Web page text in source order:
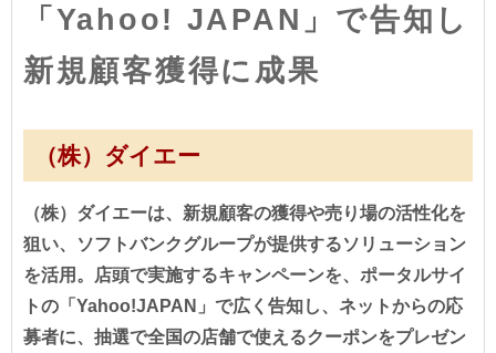
「Yahoo! JAPAN」で告知し
新規顧客獲得に成果
（株）ダイエー
（株）ダイエーは、新規顧客の獲得や売り場の活性化を
狙い、ソフトバンクグループが提供するソリューション
を活用。店頭で実施するキャンペーンを、ポータルサイ
トの「Yahoo!JAPAN」で広く告知し、ネットからの応
募者に、抽選で全国の店舗で使えるクーポンをプレゼン